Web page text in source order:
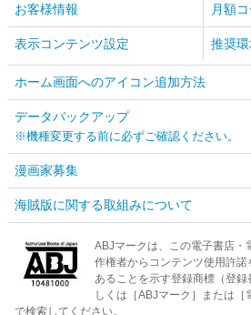
お客様情報 月額
表示コンテンツ設定 推奨環
ホーム画面へのアイコン追加方法
データバックアップ
※機種変更する前に必ずご確認ください。
漫画家募集
海賊版に関する取組みについて
ABJマークは、この電子書店・
作権者からコンテンツ使用許
あることを示す登録商標（登
しくは［ABJマーク］または［
で検索してください。